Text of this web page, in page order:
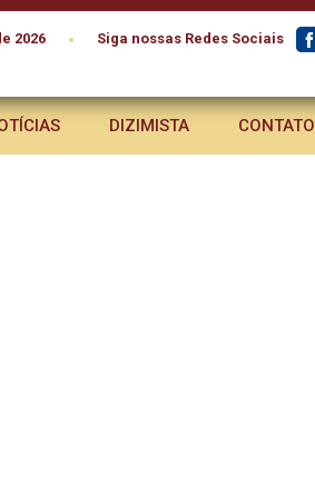
2026 • Siga nossas Redes Sociais
DIZIMISTA CONTATO